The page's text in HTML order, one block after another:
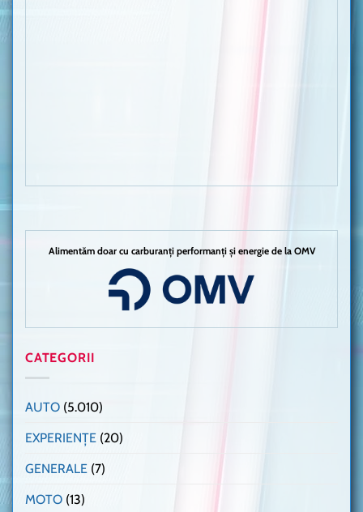
Alimentăm doar cu carburanți performanți și energie de la OMV
CATEGORII
AUTO (5.010)
EXPERIENȚE (20)
GENERALE (7)
MOTO (13)